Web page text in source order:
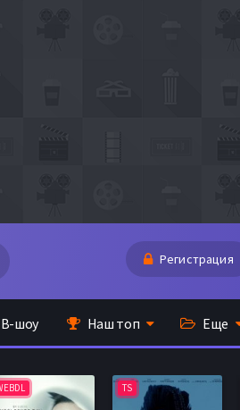
Регистрация
шоу Наш топ Еще
TS